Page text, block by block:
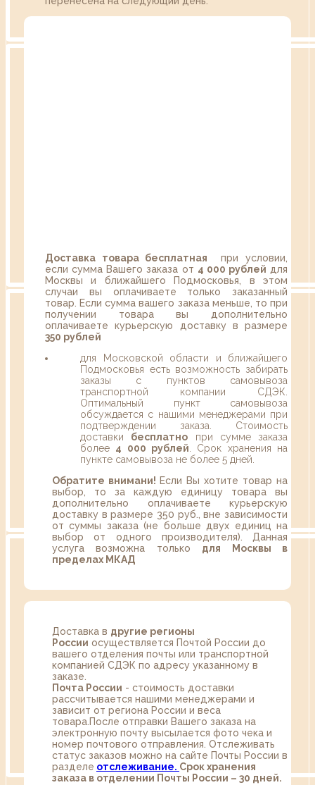
Доставка товара бесплатная при условии,
если сумма Вашего заказа от 4 000 рублей для
Москвы и ближайшего Подмосковья, в этом
случаи вы оплачиваете только заказанный
товар. Если сумма вашего заказа меньше, то при
получении товара вы дополнительно
оплачиваете курьерскую доставку в размере
350 рублей
для Московской области и ближайшего
Подмосковья есть возможность забирать
заказы с пунктов самовывоза
транспортной компании СДЭК.
Оптимальный пункт самовывоза
обсуждается с нашими менеджерами при
подтверждении заказа. Стоимость
доставки бесплатно при сумме заказа
более 4 000 рублей. Срок хранения на
пункте самовывоза не более 5 дней.
Обратите внимани! Если Вы хотите товар на
выбор, то за каждую единицу товара вы
дополнительно оплачиваете курьерскую
доставку в размере 350 руб., вне зависимости
от суммы заказа (не больше двух единиц на
выбор от одного производителя). Данная
услуга возможна только для Москвы в
пределах МКАД
Доставка в другие регионы
России осуществляется Почтой России до
вашего отделения почты или транспортной
компанией СДЭК по адресу указанному в
заказе.
Почта России - стоимость доставки
рассчитывается нашими менеджерами и
зависит от региона России и веса
товара.После отправки Вашего заказа на
электронную почту высылается фото чека и
номер почтового отправления. Отслеживать
статус заказов можно на сайте Почты России в
разделе oтслеживание. Срок хранения
заказа в отделении Почты России – 30 дней.